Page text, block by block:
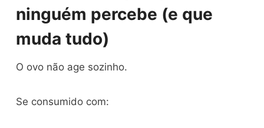
ninguém percebe (e que
muda tudo)
O ovo não age sozinho.
Se consumido com: